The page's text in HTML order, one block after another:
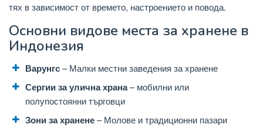
тях в зависимост от времето, настроението и повода.
Основни видове места за хранене в
Индонезия
Варунгс– Малки местни заведения за хранене
Сергии за улична храна– мобилни или
полупостоянни търговци
Зони за хранене– Молове и традиционни пазари